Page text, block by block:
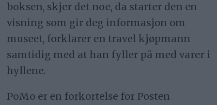
boksen, skjer det noe, da starter den en
visning som gir deg informasjon om
museet, forklarer en travel kjøpmann
samtidig med at han fyller på med varer i
hyllene.
PoMo er en forkortelse for Posten